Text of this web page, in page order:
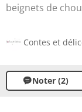
beignets de
Croustillants à
et leur goût
délicatement les
Contes et
Noter (2)